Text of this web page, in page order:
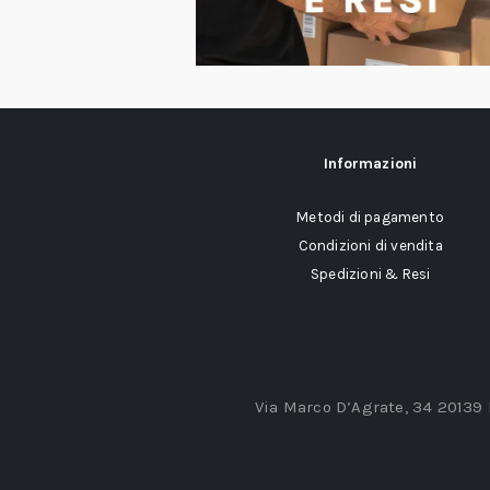
Informazioni
Metodi di pagamento
Condizioni di vendita
Spedizioni & Resi
Via Marco D’Agrate, 34